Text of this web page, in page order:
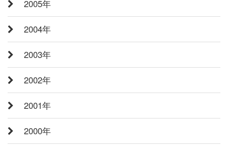
2005年
2004年
2003年
2002年
2001年
2000年